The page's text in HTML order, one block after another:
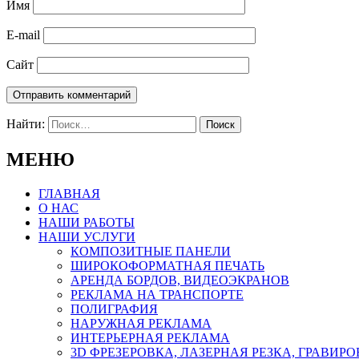
Имя
E-mail
Сайт
Найти:
МЕНЮ
ГЛАВНАЯ
О НАС
НАШИ РАБОТЫ
НАШИ УСЛУГИ
КОМПОЗИТНЫЕ ПАНЕЛИ
ШИРОКОФОРМАТНАЯ ПЕЧАТЬ
АРЕНДА БОРДОВ, ВИДЕОЭКРАНОВ
РЕКЛАМА НА ТРАНСПОРТЕ
ПОЛИГРАФИЯ
НАРУЖНАЯ РЕКЛАМА
ИНТЕРЬЕРНАЯ РЕКЛАМА
3D ФРЕЗЕРОВКА, ЛАЗЕРНАЯ РЕЗКА,